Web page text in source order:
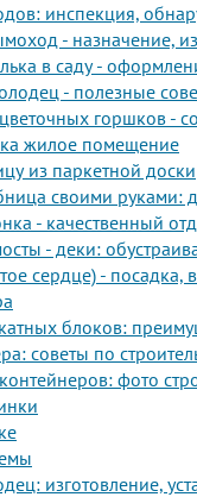
инспекция,
- назначение,
в саду -
- полезные
горшков -
жилое помещение
из паркетной доски
своими руками:
- качественный
- деки:
сердце) -
блоков:
советы по
фото
изготовление,